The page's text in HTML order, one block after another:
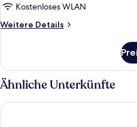
Kostenloses WLAN
Weitere Details
Weitere
Spa
Doppelzimmer
Ähnliche Unterkünfte
Alpenhotel Fleurs de Zermatt